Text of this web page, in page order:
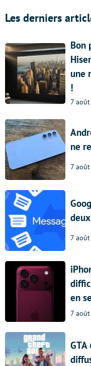
Les derniers
Bon
une
!
7
ne
7
7
en
7